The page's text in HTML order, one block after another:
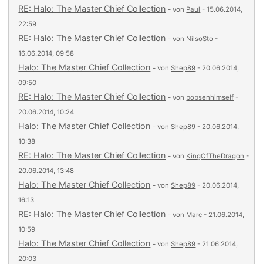
RE: Halo: The Master Chief Collection - von Paul - 15.06.2014,
22:59
RE: Halo: The Master Chief Collection - von NilsoSto -
16.06.2014, 09:58
Halo: The Master Chief Collection - vonShep89 - 20.06.2014,
09:50
RE: Halo: The Master Chief Collection - von bobsenhimself -
20.06.2014, 10:24
Halo: The Master Chief Collection - vonShep89 - 20.06.2014,
10:38
RE: Halo: The Master Chief Collection - von KingOfTheDragon -
20.06.2014, 13:48
Halo: The Master Chief Collection - vonShep89 - 20.06.2014,
16:13
RE: Halo: The Master Chief Collection - von Marc - 21.06.2014,
10:59
Halo: The Master Chief Collection - vonShep89 - 21.06.2014,
20:03